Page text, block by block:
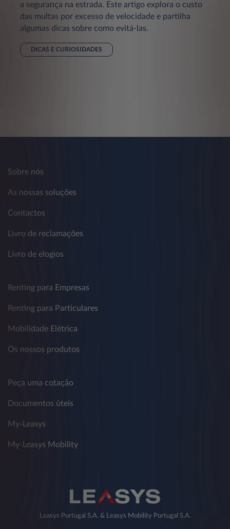
a segurança na estrada. Este artigo explora o custo
das multas por excesso de velocidade e partilha
algumas dicas sobre como evitá-las.
DICAS E CURIOSIDADES
Sobre nós
As nossas soluções
Contactos
Livro de reclamações
Livro de elogios
Renting para Empresas
Renting para Particulares
Mobilidade Elétrica
Os nossos produtos
Peça uma cotação
Documentos úteis
My-Leasys
My-Leasys Mobility
Leasys Portugal S.A. & Leasys Mobility Portugal S.A.